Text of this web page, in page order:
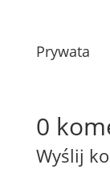
Prywata
0
Wyślij